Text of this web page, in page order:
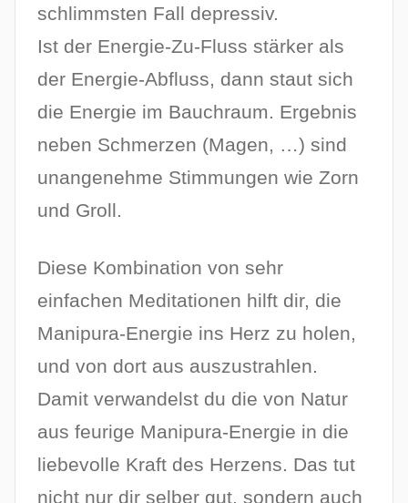
schlimmsten Fall depressiv.
Ist der Energie-Zu-Fluss stärker als
der Energie-Abfluss, dann staut sich
die Energie im Bauchraum. Ergebnis
neben Schmerzen (Magen, …) sind
unangenehme Stimmungen wie Zorn
und Groll.
Diese Kombination von sehr
einfachen Meditationen hilft dir, die
Manipura-Energie ins Herz zu holen,
und von dort aus auszustrahlen.
Damit verwandelst du die von Natur
aus feurige Manipura-Energie in die
liebevolle Kraft des Herzens. Das tut
nicht nur dir selber gut, sondern auch